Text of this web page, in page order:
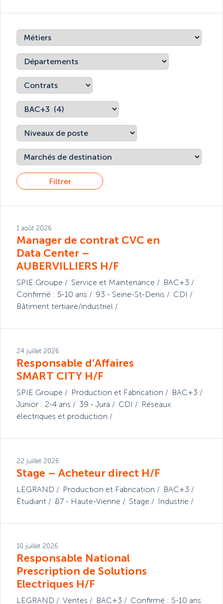
Filtrer
1 août 2026
Manager de contrat CVC en
Data Center –
AUBERVILLIERS H/F
SPIE Groupe Service et Maintenance
BAC+3
Confirmé : 5-10 ans
93 - Seine-St-Denis
CDI
Bâtiment tertiaire/industriel
24 juillet 2026
Responsable d’Affaires
SMART CITY H/F
SPIE Groupe Production et Fabrication
BAC+3
Junior : 2-4 ans
39 - Jura CDI
Réseaux
électriques et production
22 juillet 2026
Stage – Acheteur direct H/F
LEGRAND Production et Fabrication
BAC+3
Étudiant
87 - Haute-Vienne Stage Industrie
10 juillet 2026
Responsable National
Prescription de Solutions
Electriques H/F
LEGRAND Ventes BAC+3 Confirmé : 5-10 ans